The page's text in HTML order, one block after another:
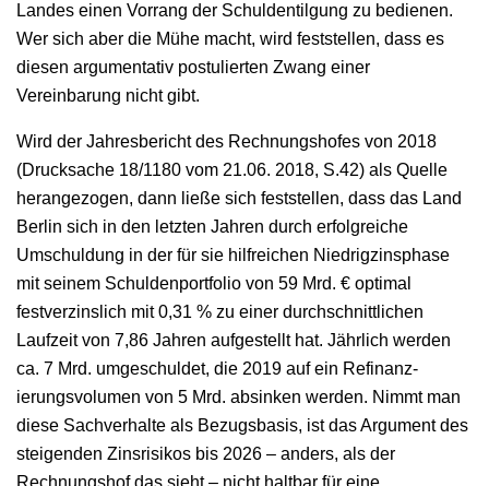
Landes einen Vorrang der Schuldentilgung zu bedienen.
Wer sich aber die Mühe macht, wird feststellen, dass es
diesen argumentativ postulierten Zwang einer
Vereinbarung nicht gibt.
Wird der Jahresbericht des Rechnungshofes von 2018
(Drucksache 18/1180 vom 21.06. 2018, S.42) als Quelle
herangezogen, dann ließe sich feststellen, dass das Land
Berlin sich in den letzten Jahren durch erfolgreiche
Umschuldung in der für sie hilfreichen Niedrigzinsphase
mit seinem Schuldenportfolio von 59 Mrd. € optimal
festverzinslich mit 0,31 % zu einer durchschnittlichen
Laufzeit von 7,86 Jahren aufgestellt hat. Jährlich werden
ca. 7 Mrd. umgeschuldet, die 2019 auf ein Refinanz­­­
ierungsvolumen von 5 Mrd. absinken werden. Nimmt man
diese Sachverhalte als Bezugsbasis, ist das Argument des
steigenden Zinsrisikos bis 2026 – anders, als der
Rechnungshof das sieht – nicht haltbar für eine